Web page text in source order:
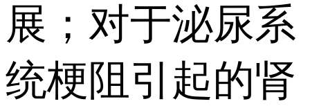
展；对于泌尿系
统梗阻引起的肾